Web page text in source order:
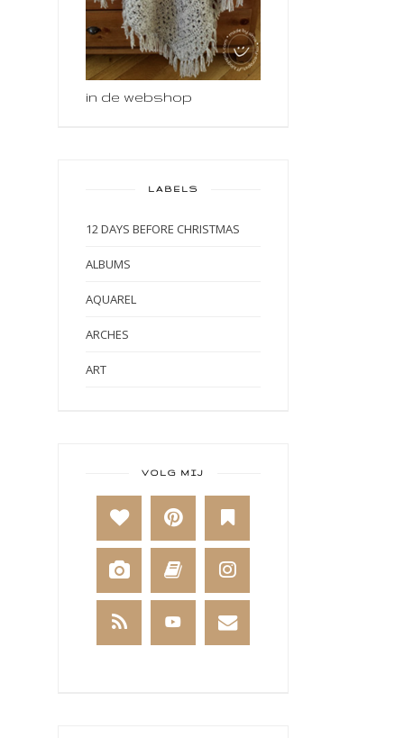
in de webshop
LABELS
12 DAYS BEFORE CHRISTMAS
ALBUMS
AQUAREL
ARCHES
ART
BAKKEN
BEESTENBOEL
BOEKEN
BREIEN
BRUSHO
VOLG MIJ